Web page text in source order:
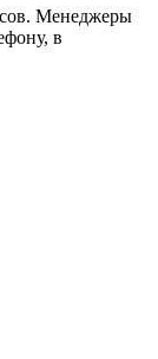
Менеджеры
в